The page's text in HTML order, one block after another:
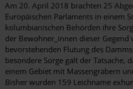
Am 20. April 2018 brachten 25
Europäischen Parlaments in einem
kolumbianischen Behörden ihre
der Bewohner_innen dieser
bevorstehenden Flutung des
besondere Sorge galt der Tatsache,
einem Gebiet mit Massengräbern
Bisher wurden 159 Leichname